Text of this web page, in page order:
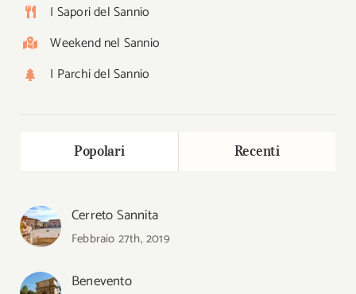
I Sapori del Sannio
Weekend nel Sannio
I Parchi del Sannio
Popolari Recenti
Cerreto Sannita
Febbraio 27th, 2019
Benevento